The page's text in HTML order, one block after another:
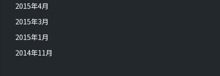
2015年4月
2015年3月
2015年1月
2014年11月